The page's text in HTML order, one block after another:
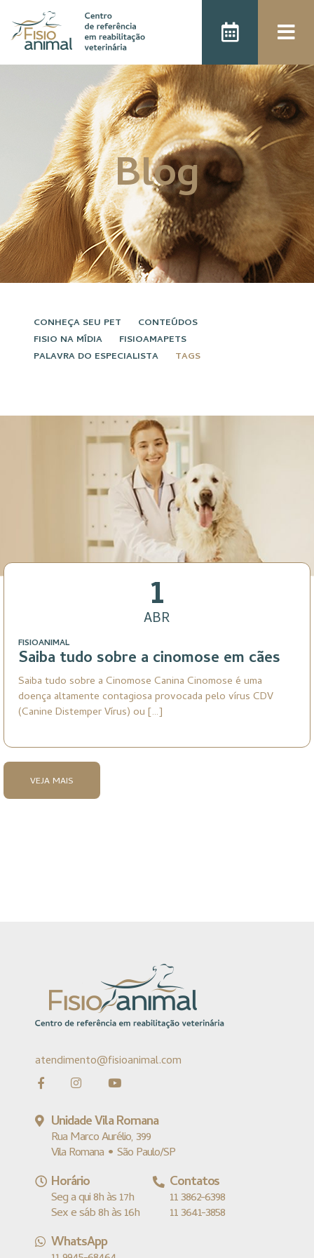
Blog
CONHEÇA SEU PET
CONTEÚDOS
FISIO NA MÍDIA
FISIOAMAPETS
PALAVRA DO ESPECIALISTA
TAGS
1
ABR
FISIOANIMAL
Saiba tudo sobre a cinomose em cães
Saiba tudo sobre a Cinomose Canina Cinomose é uma
doença altamente contagiosa provocada pelo vírus CDV
(Canine Distemper Vírus) ou […]
VEJA MAIS
atendimento@fisioanimal.com
Unidade Vila Romana
Rua Marco Aurélio, 399
Vila Romana • São Paulo/SP
Horário
Seg a qui 8h às 17h
Sex e sáb 8h às 16h
Contatos
11 3862-6398
11 3641-3858
WhatsApp